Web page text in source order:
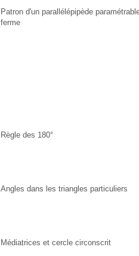
Patron d'un parallélépipède
ferme
Règle des 180°
Angles dans les triangles particuliers
Médiatrices et cercle circonscrit